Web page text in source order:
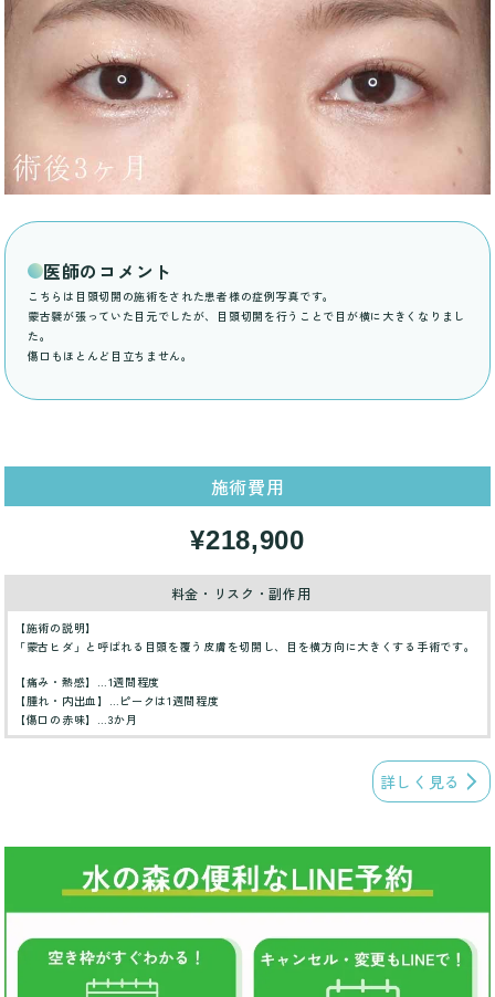
医師のコメント
こちらは目頭切開の施術をされた患者様の症例写真です。
蒙古襞が張っていた目元でしたが、目頭切開を行うことで目が横に大きくなりまし
た。
傷口もほとんど目立ちません。
施術費用
¥218,900
料金・リスク・副作用
【施術の説明】
「蒙古ヒダ」と呼ばれる目頭を覆う皮膚を切開し、目を横方向に大きくする手術です。
【痛み・熱感】…1週間程度
【腫れ・内出血】…ピークは1週間程度
【傷口の赤味】…3か月
詳しく見る